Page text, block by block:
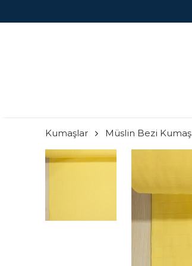
Kumaşlar Müslin Bezi Kumaş